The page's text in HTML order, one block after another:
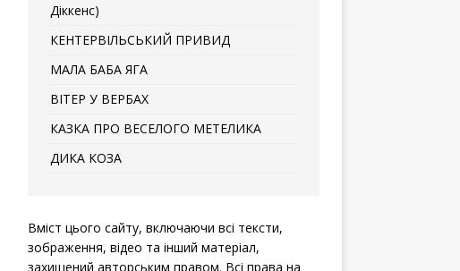
Діккенс)
КЕНТЕРВІЛЬСЬКИЙ ПРИВИД
МАЛА БАБА ЯГА
ВІТЕР У ВЕРБАХ
КАЗКА ПРО ВЕСЕЛОГО МЕТЕЛИКА
ДИКА КОЗА
Вміст цього сайту, включаючи всі тексти,
зображення, відео та інший матеріал,
захищений авторським правом. Всі права на